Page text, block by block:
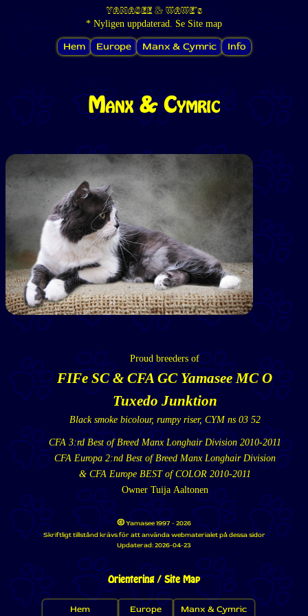
YAMASEE &WAWE's
* Nyligen uppdaterad. Se Site map
Hem Europe Manx & Cymric Info
Manx & Cymric
Proud breeders of
FIFe SC & CFA GC Yamasee MC O
Tuxedo Junktion
Black smoke bicolour, rumpy riser, CYM ns 03 52
CFA 3:rd Best of Breed Manx Longhair Division 2010-2011
CFA Europa 2:nd Best of Breed Manx Longhair Division
& CFA Europe BEST of COLOR 2010-2011
Owner Tuija Aaltonen
©Yamasee 1997 - 2026
Skriftligt tillstånd krävs för att använda webmaterialet på dessa sidor
Updaterad:2026-04-23
Orientering / Site Map
Hem Europe Manx & Cymric